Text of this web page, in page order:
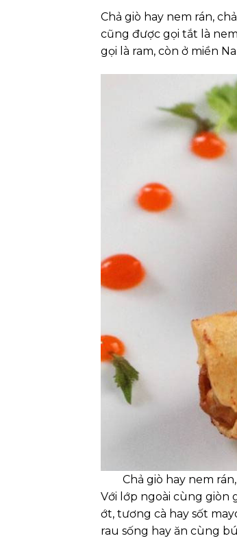
Chả giò hay nem rán,
cũng được gọi tắt là
gọi là ram, còn ở miền
Chả giò hay nem
Với lớp ngoài cùng giòn
ớt, tương cà hay sốt
rau sống hay ăn cùng